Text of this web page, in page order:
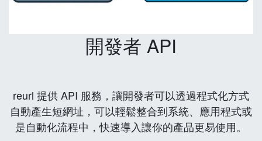
開發者 API
reurl 提供 API 服務，讓開發者可以透過程式化方式
自動產生短網址，可以輕鬆整合到系統、應用程式或
是自動化流程中，快速導入讓你的產品更易使用。